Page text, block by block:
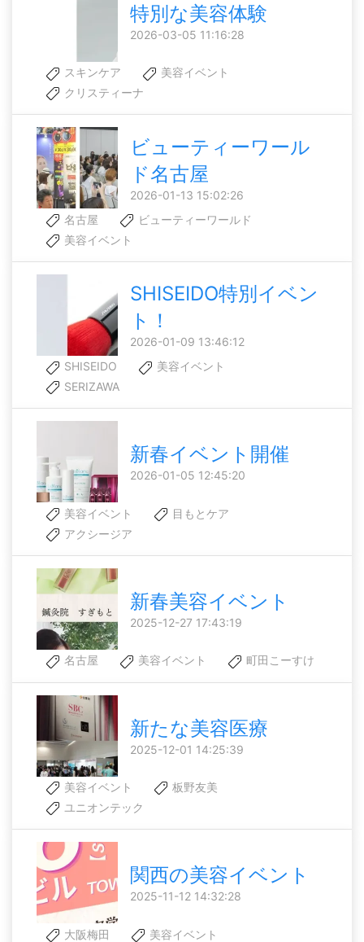
特別な美容体験
2026-03-05 11:16:28
スキンケア
美容イベント
クリスティーナ
ビューティーワール
ド名古屋
2026-01-13 15:02:26
名古屋
ビューティーワールド
美容イベント
SHISEIDO特別イベン
ト！
2026-01-09 13:46:12
SHISEIDO
美容イベント
SERIZAWA
新春イベント開催
2026-01-05 12:45:20
美容イベント
目もとケア
アクシージア
新春美容イベント
2025-12-27 17:43:19
名古屋 美容イベント 町田こーすけ
新たな美容医療
2025-12-01 14:25:39
美容イベント
板野友美
ユニオンテック
関西の美容イベント
2025-11-12 14:32:28
大阪梅田
美容イベント